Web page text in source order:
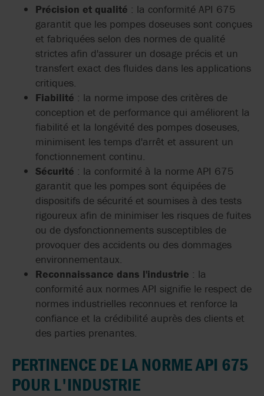
Précision et qualité : la conformité API 675
garantit que les pompes doseuses sont conçues
et fabriquées selon des normes de qualité
strictes afin d'assurer un dosage précis et un
transfert exact des fluides dans les applications
critiques.
Fiabilité : la norme impose des critères de
conception et de performance qui améliorent la
fiabilité et la longévité des pompes doseuses,
minimisent les temps d'arrêt et assurent un
fonctionnement continu.
Sécurité : la conformité à la norme API 675
garantit que les pompes sont équipées de
dispositifs de sécurité et soumises à des tests
rigoureux afin de minimiser les risques de fuites
ou de dysfonctionnements susceptibles de
provoquer des accidents ou des dommages
environnementaux.
Reconnaissance dans l'industrie : la
conformité aux normes API signifie le respect de
normes industrielles reconnues et renforce la
confiance et la crédibilité auprès des clients et
des parties prenantes.
PERTINENCE DE LA NORME API 675
POUR L'INDUSTRIE